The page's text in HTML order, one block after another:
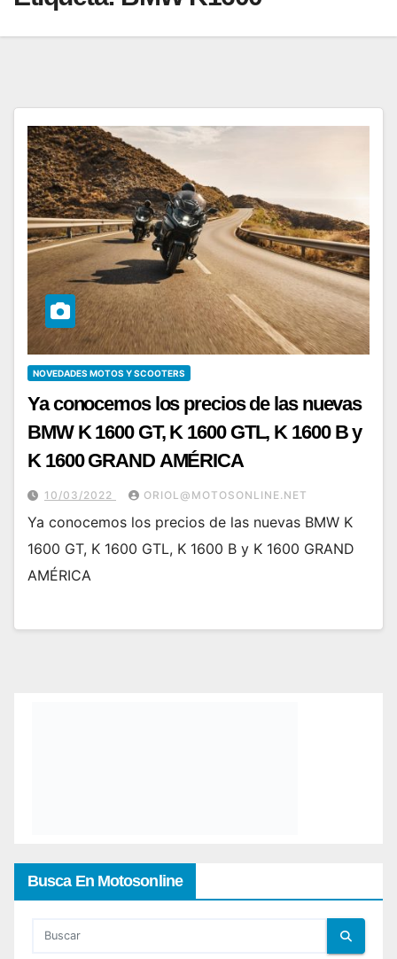
NOVEDADES MOTOS Y SCOOTERS
Ya conocemos los precios de las nuevas
BMW K 1600 GT, K 1600 GTL, K 1600 B y
K 1600 GRAND AMÉRICA
10/03/2022 ORIOL@MOTOSONLINE.NET
Ya conocemos los precios de las nuevas BMW K
1600 GT, K 1600 GTL, K 1600 B y K 1600 GRAND
AMÉRICA
Busca En Motosonline